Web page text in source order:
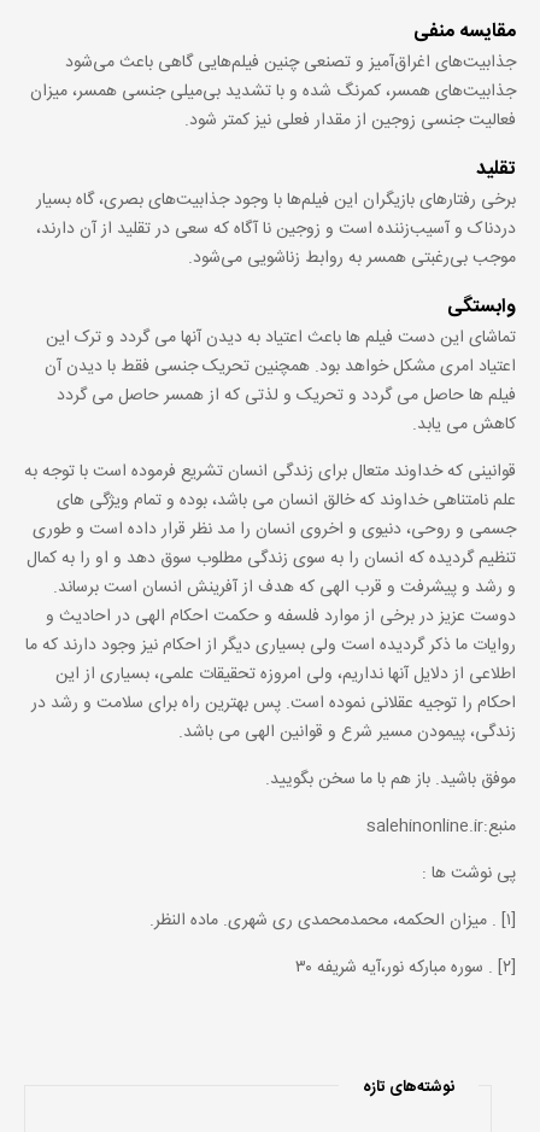
مقایسه منفی
جذابیت‌های اغراق‌آمیز و تصنعی چنین فیلم‌هایی گاهی باعث می‌شود
جذابیت‌های همسر، کمرنگ شده و با تشدید بی‌میلی جنسی همسر، میزان
فعالیت جنسی زوجین از مقدار فعلی نیز کمتر شود.
تقلید
برخی رفتارهای بازیگران این فیلم‌ها با وجود جذابیت‌های بصری، گاه بسیار
دردناک و آسیب‌زننده است و زوجین نا آگاه که سعی در تقلید از آن دارند،
موجب بی‌رغبتی همسر به روابط زناشویی می‌شود.
وابستگی
تماشای این دست فیلم ها باعث اعتیاد به دیدن آنها می گردد و ترک این
اعتیاد امری مشکل خواهد بود. همچنین تحریک جنسی فقط با دیدن آن
فیلم ها حاصل می گردد و تحریک و لذتی که از همسر حاصل می گردد
کاهش می یابد.
قوانینی که خداوند متعال برای زندگی انسان تشریع فرموده است با توجه به
علم نامتناهی خداوند که خالق انسان می باشد، بوده و تمام ویژگی های
جسمی و روحی، دنیوی و اخروی انسان را مد نظر قرار داده است و طوری
تنظیم گردیده که انسان را به سوی زندگی مطلوب سوق دهد و او را به کمال
و رشد و پیشرفت و قرب الهی که هدف از آفرینش انسان است برساند.
دوست عزیز در برخی از موارد فلسفه و حکمت احکام الهی در احادیث و
روایات ما ذکر گردیده است ولی بسیاری دیگر از احکام نیز وجود دارند که ما
اطلاعی از دلایل آنها نداریم، ولی امروزه تحقیقات علمی، بسیاری از این
احکام را توجیه عقلانی نموده است. پس بهترین راه برای سلامت و رشد در
زندگی، پیمودن مسیر شرع و قوانین الهی می باشد.
موفق باشید. باز هم با ما سخن بگویید.
منبع:salehinonline.ir
پی نوشت ها :
[۱] . میزان الحکمه، محمدمحمدی ری شهری. ماده النظر.
[۲] . سوره مبارکه نور،آیه شریفه ۳۰
نوشته‌های تازه